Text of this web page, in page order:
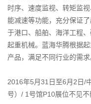
时序、速度监视、转矩监
能减速等功能，充分保证
于港口、船舶、海洋工程
起重机械。蓝海华腾根据
产品，满足不同行业的需求
2016年5月31日至6月2日/
号）/ 1号馆P10展位不见不